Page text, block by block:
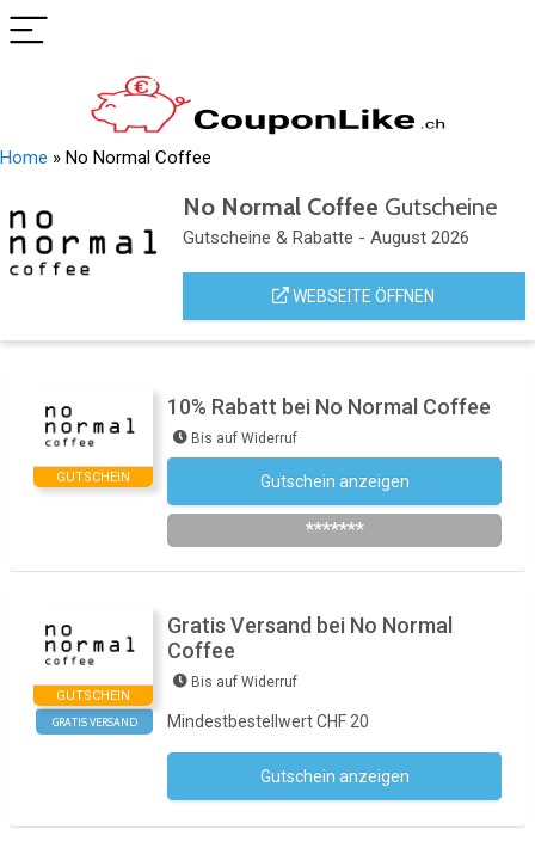
Home » No Normal Coffee
No Normal Coffee Gutscheine
Gutscheine & Rabatte - August 2026
WEBSEITE ÖFFNEN
GUTSCHEIN
10% Rabatt bei No Normal Coffee
Bis auf Widerruf
Gutschein anzeigen
*******
GUTSCHEIN
GRATIS VERSAND
Gratis Versand bei No Normal
Coffee
Bis auf Widerruf
Mindestbestellwert CHF 20
Gutschein anzeigen